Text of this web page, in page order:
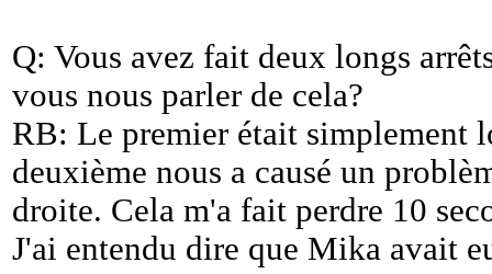
Q: Vous avez fait deux longs
vous nous parler de cela?
RB: Le premier était simplement
deuxième nous a causé un
droite. Cela m'a fait perdre 10
J'ai entendu dire que Mika avait